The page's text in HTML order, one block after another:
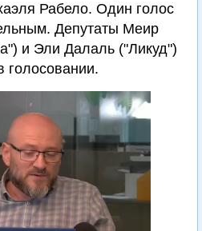
Рабело. Один голос
Депутаты Меир
и Эли Далаль ("Ликуд")
голосовании.